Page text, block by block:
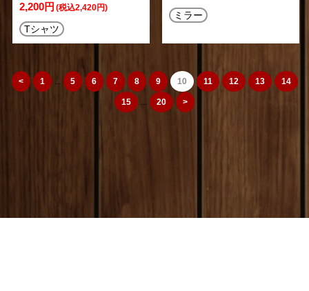
2,200円 (税込2,420円)
Tシャツ
ミラー
< 1 ... 5 6 7 8 9 10 11 12 13 14
15 ... 20 >